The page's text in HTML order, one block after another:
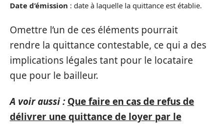
Date d’émission : date à laquelle la quittance est établie.
Omettre l’un de ces éléments pourrait
rendre la quittance contestable, ce qui a des
implications légales tant pour le locataire
que pour le bailleur.
A voir aussi : Que faire en cas de refus de
délivrer une quittance de loyer par le